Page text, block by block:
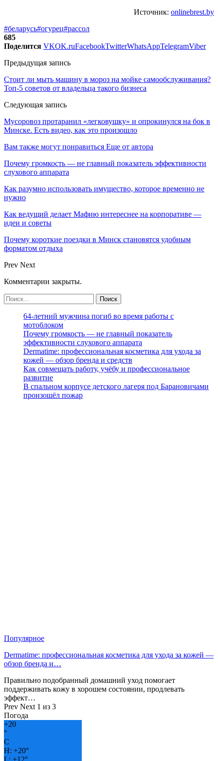
Источник: onlinebrest.by
#беларусь#огурец#рассол
685
Поделится VKOK.ruFacebookTwitterWhatsAppTelegramViber
Предыдущая запись
Стоит ли мыть машину в мороз на мойке самообслуживания?
Топ-5 советов от владельца такого бизнеса
Следующая запись
Мусоровоз протаранил «легковушку» и опрокинулся на бок в
Минске. Есть видео, как это произошло
Вам также могут понравиться Еще от автора
Почему громкость — не главный показатель эффективности
слухового аппарата
Как разумно использовать имущество, которое временно не
нужно
Как ведущий делает Мафию интереснее на корпоративе —
идеи и советы
Почему короткие поездки в Минск становятся удобным
форматом отдыха
Prev Next
Комментарии закрыты.
64-летний мужчина погиб во время работы с
мотоблоком
Почему громкость — не главный показатель
эффективности слухового аппарата
Dermatime: профессиональная косметика для ухода за
кожей — обзор бренда и средств
Как совмещать работу, учёбу и профессиональное
развитие
В спальном корпусе детского лагеря под Барановичами
произошёл пожар
Популярное
Dermatime: профессиональная косметика для ухода за кожей —
обзор бренда и…
Правильно подобранный домашний уход помогает
поддерживать кожу в хорошем состоянии, продлевать
эффект…
Prev Next 1 из 3
Погода
+20
°
C
H: +20°
L: +12°